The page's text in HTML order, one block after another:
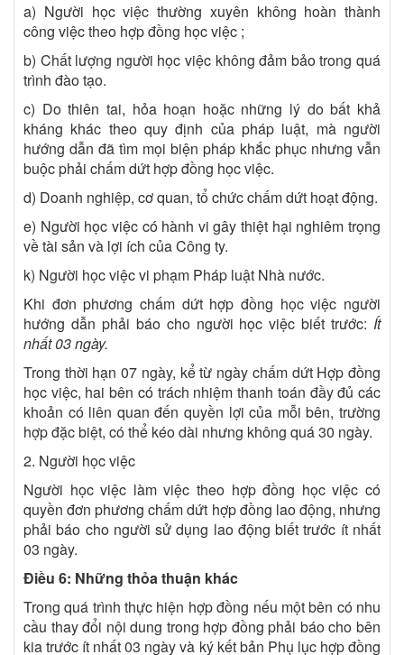
a) Người học việc thường xuyên không hoàn thành
công việc theo hợp đồng học việc ;
b) Chất lượng người học việc không đảm bảo trong quá
trình đào tạo.
c) Do thiên tai, hỏa hoạn hoặc những lý do bất khả
kháng khác theo quy định của pháp luật, mà người
hướng dẫn đã tìm mọi biện pháp khắc phục nhưng vẫn
buộc phải chấm dứt hợp đồng học việc.
d) Doanh nghiệp, cơ quan, tổ chức chấm dứt hoạt động.
e) Người học việc có hành vi gây thiệt hại nghiêm trọng
về tài sản và lợi ích của Công ty.
k) Người học việc vi phạm Pháp luật Nhà nước.
Khi đơn phương chấm dứt hợp đồng học việc người
hướng dẫn phải báo cho người học việc biết trước: Ít
nhất 03 ngày.
Trong thời hạn 07 ngày, kể từ ngày chấm dứt Hợp đồng
học việc, hai bên có trách nhiệm thanh toán đầy đủ các
khoản có liên quan đến quyền lợi của mỗi bên, trường
hợp đặc biệt, có thể kéo dài nhưng không quá 30 ngày.
2. Người học việc
Người học việc làm việc theo hợp đồng học việc có
quyền đơn phương chấm dứt hợp đồng lao động, nhưng
phải báo cho người sử dụng lao động biết trước ít nhất
03 ngày.
Điều 6: Những thỏa thuận khác
Trong quá trình thực hiện hợp đồng nếu một bên có nhu
cầu thay đổi nội dung trong hợp đồng phải báo cho bên
kia trước ít nhất 03 ngày và ký kết bản Phụ lục hợp đồng